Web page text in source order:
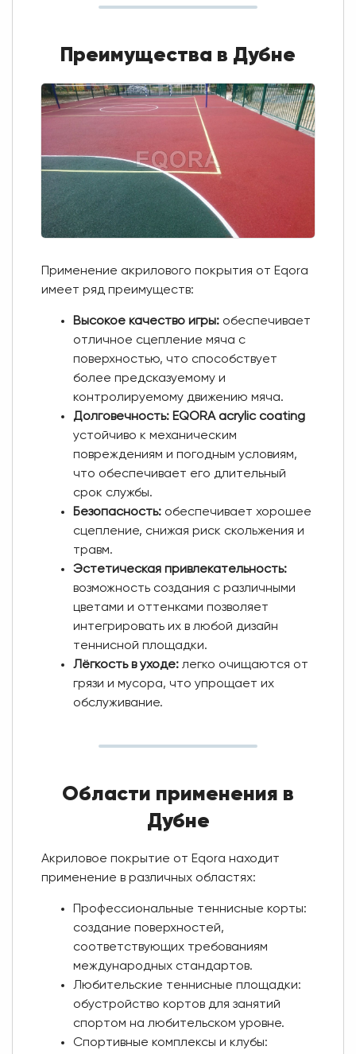
Преимущества в Дубне
Применение акрилового покрытия от Eqora
имеет ряд преимуществ:
Высокое качество игры:обеспечивает
отличное сцепление мяча с
поверхностью, что способствует
более предсказуемому и
контролируемому движению мяча.
Долговечность: EQORA acrylic coating
устойчиво к механическим
повреждениям и погодным условиям,
что обеспечивает его длительный
срок службы.
Безопасность:обеспечивает хорошее
сцепление, снижая риск скольжения и
травм.
Эстетическая привлекательность:
возможность создания с различными
цветами и оттенками позволяет
интегрировать их в любой дизайн
теннисной площадки.
Лёгкость в уходе:легко очищаются от
грязи и мусора, что упрощает их
обслуживание.
Области применения в
Дубне
Акриловое покрытие от Eqora находит
применение в различных областях:
Профессиональные теннисные корты:
создание поверхностей,
соответствующих требованиям
международных стандартов.
Любительские теннисные площадки:
обустройство кортов для занятий
спортом на любительском уровне.
Спортивные комплексы и клубы: